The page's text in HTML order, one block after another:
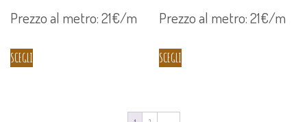
Prezzo al metro: 21€/m
SCEGLI
Prezzo al metro: 21€/m
SCEGLI